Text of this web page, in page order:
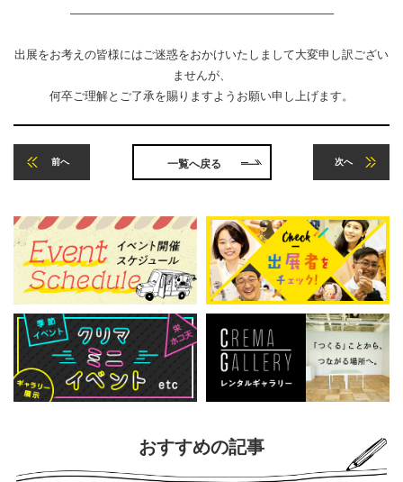
——————————————————————–
出展をお考えの皆様にはご迷惑をおかけいたしまして大変申し訳ござい
ませんが、
何卒ご理解とご了承を賜りますようお願い申し上げます。
前へ 一覧へ戻る 次へ
おすすめの記事